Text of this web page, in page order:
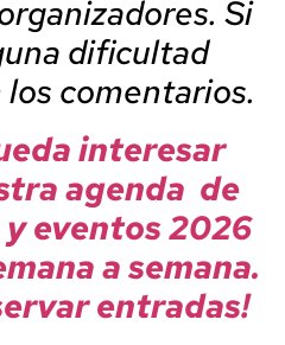
Si
dificultad
comentarios.
interesar
agenda de
eventos 2026
a semana.
entradas!